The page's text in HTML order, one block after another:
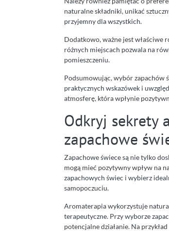
naturalne składniki, unikać
przyjemny dla wszystkich.
Dodatkowo, ważne jest właściwe
różnych miejscach pozwala na
pomieszczeniu.
Podsumowując, wybór zapachów
praktycznych wskazówek i
atmosferę, która wpłynie
Odkryj sekrety
zapachowe
Zapachowe świece są nie tylko
mogą mieć pozytywny wpływ na
zapachowych świec i wybierz
samopoczuciu.
Aromaterapia wykorzystuje
terapeutyczne. Przy wyborze
potencjalne działanie. Na